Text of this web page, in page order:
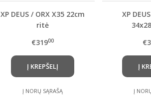
XP DEUS / ORX X35 22cm
ritė
€31900
Į KREPŠELĮ
Į NORŲ SĄRAŠĄ
XP
Į
Į